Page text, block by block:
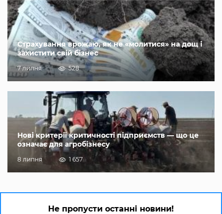
Страхування врожаю, як не «молитися» на дощ і
захистити свій бізнес
7 липня 528
Нові критерії критичності підприємств — що це
означає для агробізнесу
8 липня 1 657
Не пропусти останні новини!